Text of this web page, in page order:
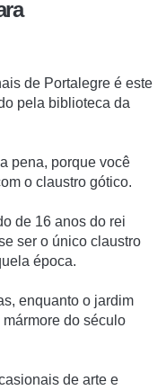
de Portalegre é este
pela biblioteca da
pena, porque você
o claustro gótico.
de 16 anos do rei
ser o único claustro
época.
enquanto o jardim
do século
de arte e